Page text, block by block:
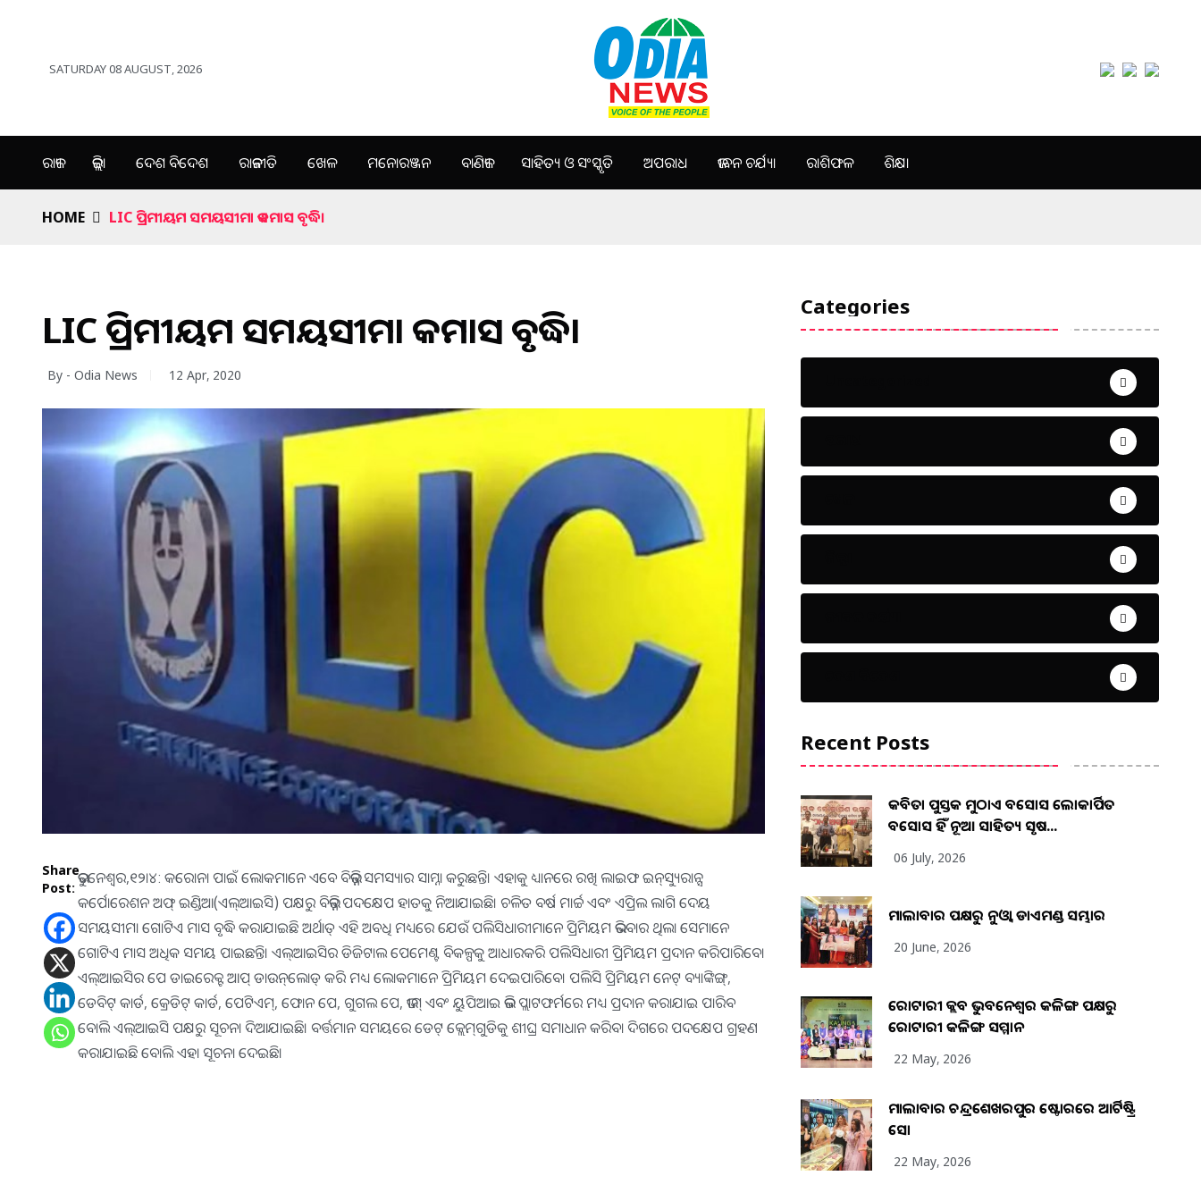
SATURDAY 08 AUGUST, 2026
ରାଜ୍ୟ ଜିଲ୍ଲା ଦେଶ ବିଦେଶ ରାଜନୀତି ଖେଳ ମନୋରଞ୍ଜନ ବାଣିଜ୍ୟ ସାହିତ୍ୟ ଓ ସଂସ୍କୃତି ଅପରାଧ ଜୀବନ ଚର୍ଯ୍ୟା ରାଶିଫଳ ଶିକ୍ଷା
HOME LIC ପ୍ରିମୀୟମ ସମୟସୀମା ଏକମାସ ବୃଦ୍ଧି।
LIC ପ୍ରିମୀୟମ ସମୟସୀମା ଏକମାସ ବୃଦ୍ଧି।
By - Odia News 12 Apr, 2020
Share
Post:
ଭୁବନେଶ୍ୱର,୧୨।୪: କରୋନା ପାଇଁ ଲୋକମାନେ ଏବେ ବିଭିନ୍ନ ସମସ୍ୟାର ସାମ୍ନା କରୁଛନ୍ତି। ଏହାକୁ ଧ୍ୟାନରେ ରଖି ଲାଇଫ ଇନ୍‌ସ୍ୟୁରାନ୍ସ
କର୍ପୋରେଶନ ଅଫ୍‌ ଇଣ୍ଡିଆ(ଏଲ୍‌ଆଇସି) ପକ୍ଷରୁ ବିଭିନ୍ନ ପଦକ୍ଷେପ ହାତକୁ ନିଆଯାଇଛି। ଚଳିତ ବର୍ଷ ମାର୍ଚ୍ଚ ଏବଂ ଏପ୍ରିଲ ଲାଗି ଦେୟ
ସମୟସୀମା ଗୋଟିଏ ମାସ ବୃଦ୍ଧି କରାଯାଇଛି ଅର୍ଥାତ୍‌ ଏହି ଅବଧି ମଧ୍ୟରେ ଯେଉଁ ପଲିସିଧାରୀମାନେ ପ୍ରିମିୟମ ଭରିବାର ଥିଲା ସେମାନେ
ଗୋଟିଏ ମାସ ଅଧିକ ସମୟ ପାଇଛନ୍ତି। ଏଲ୍‌ଆଇସିର ଡିଜିଟାଲ ପେମେଣ୍ଟ ବିକଳ୍ପକୁ ଆଧାରକରି ପଲିସିଧାରୀ ପ୍ରିମିୟମ ପ୍ରଦାନ କରିପାରିବେ।
ଏଲ୍‌ଆଇସିର ପେ ଡାଇରେକ୍ଟ ଆପ୍‌ ଡାଉନ୍‌ଲୋଡ୍‌ କରି ମଧ୍ୟ ଲୋକମାନେ ପ୍ରିମିୟମ ଦେଇପାରିବେ। ପଲିସି ପ୍ରିମିୟମ ନେଟ୍‌ ବ୍ୟାଙ୍କିଙ୍ଗ୍‌,
ଡେବିଟ୍‌ କାର୍ଡ, କ୍ରେଡିଟ୍‌ କାର୍ଡ, ପେଟିଏମ୍‌, ଫୋନ ପେ, ଗୁଗଲ ପେ, ଭୀମ୍‌ ଏବଂ ୟୁପିଆଇ ଭଳି ପ୍ଲାଟଫର୍ମରେ ମଧ୍ୟ ପ୍ରଦାନ କରାଯାଇ ପାରିବ
ବୋଲି ଏଲ୍‌ଆଇସି ପକ୍ଷରୁ ସୂଚନା ଦିଆଯାଇଛି। ବର୍ତ୍ତମାନ ସମୟରେ ଡେଟ୍‌ କ୍ଲେମ୍‌ଗୁଡିକୁ ଶୀଘ୍ର ସମାଧାନ କରିବା ଦିଗରେ ପଦକ୍ଷେପ ଗ୍ରହଣ
କରାଯାଇଛି ବୋଲି ଏହା ସୂଚନା ଦେଇଛି।
Categories
Recent Posts
କବିତା ପୁସ୍ତକ ମୁଠାଏ ଅବସୋସ ଲୋକାର୍ପିତ
ଅବସୋସ ହିଁ ନୂଆ ସାହିତ୍ୟ ସୃଷ...
06 July, 2026
ମାଲାବାର ପକ୍ଷରୁ ନୁଓ୍ବା ଡାଏମଣ୍ଡ ସମ୍ଭାର
20 June, 2026
ରୋଟାରୀ କ୍ଲବ ଭୁବନେଶ୍ୱର କଳିଙ୍ଗ ପକ୍ଷରୁ
ରୋଟାରୀ କଳିଙ୍ଗ ସମ୍ମାନ
22 May, 2026
ମାଲାବାର ଚନ୍ଦ୍ରଶେଖରପୁର ଷ୍ଟୋରରେ ଆର୍ଟିଷ୍ଟ୍ରି
ସୋ
22 May, 2026